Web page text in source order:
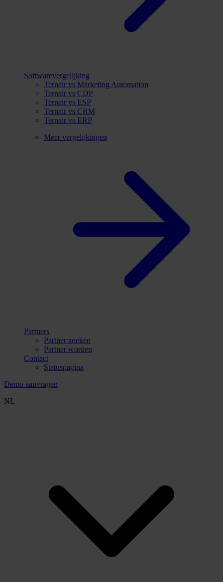
Softwarevergelijking
Ternair vs Marketing Automation
Ternair vs CDP
Ternair vs ESP
Ternair vs CRM
Ternair vs ERP
Meer vergelijkingen
Partners
Partner zoeken
Partner worden
Contact
Statuspagina
Demo aanvragen
NL